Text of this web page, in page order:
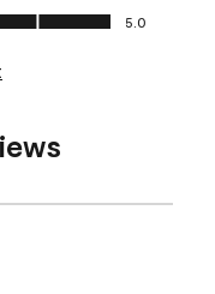
5.0
this product.